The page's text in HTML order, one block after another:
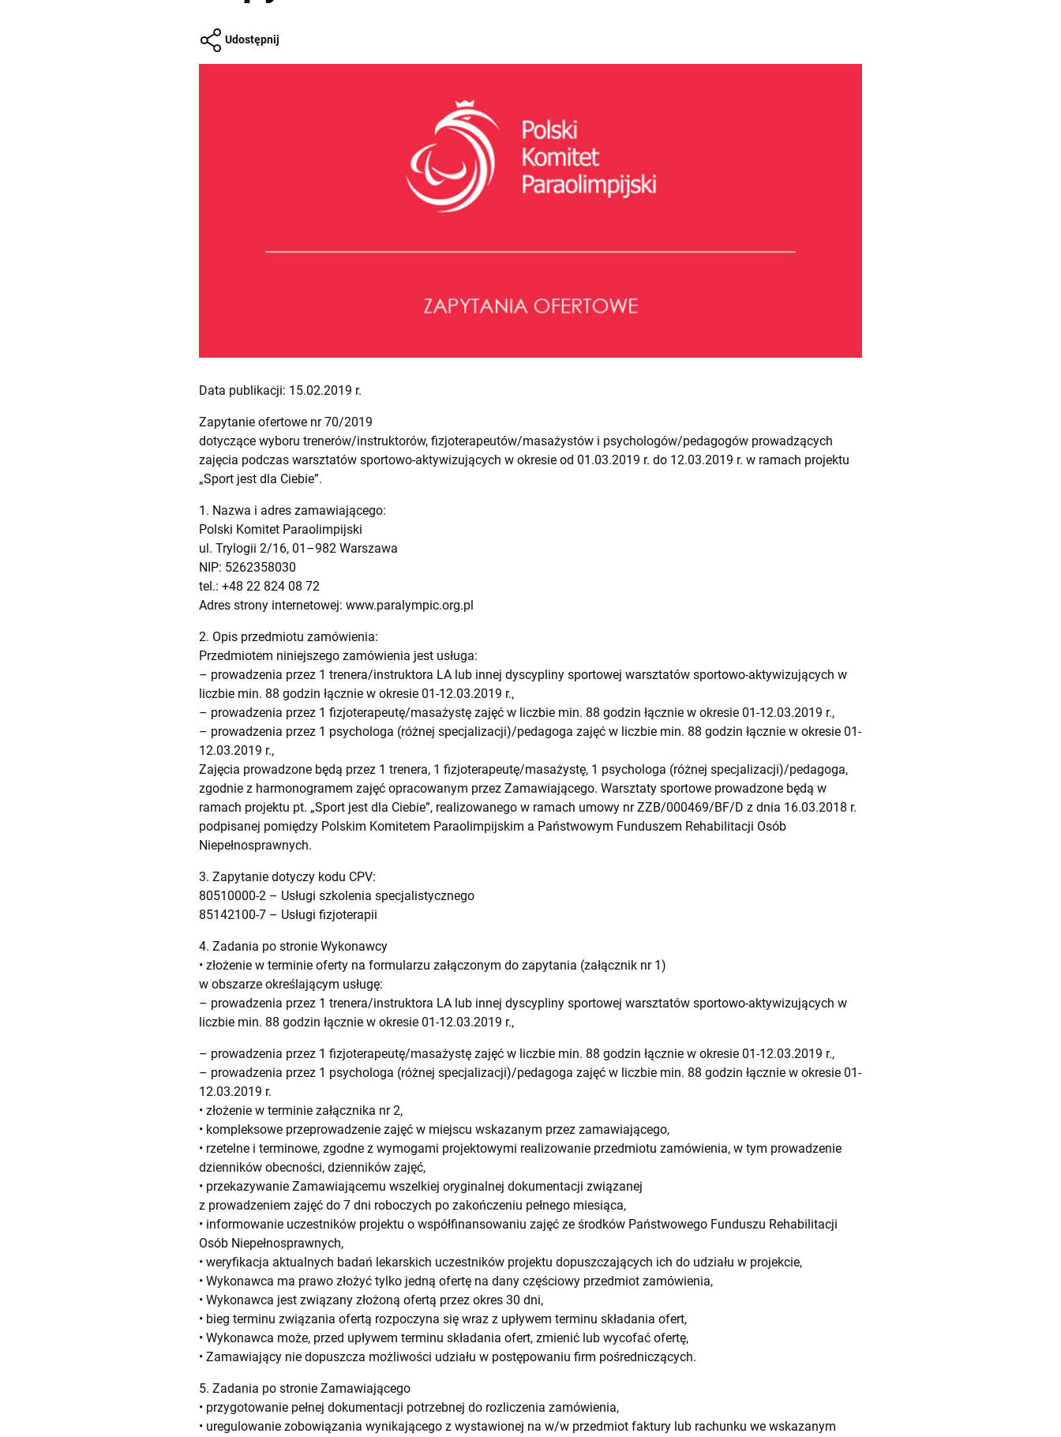
Udostępnij
Data publikacji: 15.02.2019 r.
Zapytanie ofertowe nr 70/2019
dotyczące wyboru trenerów/instruktorów, fizjoterapeutów/masażystów i psychologów/pedagogów prowadzących
zajęcia podczas warsztatów sportowo-aktywizujących w okresie od 01.03.2019 r. do 12.03.2019 r. w ramach projektu
„Sport jest dla Ciebie”.
1. Nazwa i adres zamawiającego:
Polski Komitet Paraolimpijski
ul. Trylogii 2/16, 01–982 Warszawa
NIP: 5262358030
tel.: +48 22 824 08 72
Adres strony internetowej: www.paralympic.org.pl
2. Opis przedmiotu zamówienia:
Przedmiotem niniejszego zamówienia jest usługa:
– prowadzenia przez 1 trenera/instruktora LA lub innej dyscypliny sportowej warsztatów sportowo-aktywizujących w
liczbie min. 88 godzin łącznie w okresie 01-12.03.2019 r.,
– prowadzenia przez 1 fizjoterapeutę/masażystę zajęć w liczbie min. 88 godzin łącznie w okresie 01-12.03.2019 r.,
– prowadzenia przez 1 psychologa (różnej specjalizacji)/pedagoga zajęć w liczbie min. 88 godzin łącznie w okresie 01-
12.03.2019 r.,
Zajęcia prowadzone będą przez 1 trenera, 1 fizjoterapeutę/masażystę, 1 psychologa (różnej specjalizacji)/pedagoga,
zgodnie z harmonogramem zajęć opracowanym przez Zamawiającego. Warsztaty sportowe prowadzone będą w
ramach projektu pt. „Sport jest dla Ciebie”, realizowanego w ramach umowy nr ZZB/000469/BF/D z dnia 16.03.2018 r.
podpisanej pomiędzy Polskim Komitetem Paraolimpijskim a Państwowym Funduszem Rehabilitacji Osób
Niepełnosprawnych.
3. Zapytanie dotyczy kodu CPV:
80510000-2 – Usługi szkolenia specjalistycznego
85142100-7 – Usługi fizjoterapii
4. Zadania po stronie Wykonawcy
• złożenie w terminie oferty na formularzu załączonym do zapytania (załącznik nr 1)
w obszarze określającym usługę:
– prowadzenia przez 1 trenera/instruktora LA lub innej dyscypliny sportowej warsztatów sportowo-aktywizujących w
liczbie min. 88 godzin łącznie w okresie 01-12.03.2019 r.,
– prowadzenia przez 1 fizjoterapeutę/masażystę zajęć w liczbie min. 88 godzin łącznie w okresie 01-12.03.2019 r.,
– prowadzenia przez 1 psychologa (różnej specjalizacji)/pedagoga zajęć w liczbie min. 88 godzin łącznie w okresie 01-
12.03.2019 r.
• złożenie w terminie załącznika nr 2,
• kompleksowe przeprowadzenie zajęć w miejscu wskazanym przez zamawiającego,
• rzetelne i terminowe, zgodne z wymogami projektowymi realizowanie przedmiotu zamówienia, w tym prowadzenie
dzienników obecności, dzienników zajęć,
• przekazywanie Zamawiającemu wszelkiej oryginalnej dokumentacji związanej
z prowadzeniem zajęć do 7 dni roboczych po zakończeniu pełnego miesiąca,
• informowanie uczestników projektu o współfinansowaniu zajęć ze środków Państwowego Funduszu Rehabilitacji
Osób Niepełnosprawnych,
• weryfikacja aktualnych badań lekarskich uczestników projektu dopuszczających ich do udziału w projekcie,
• Wykonawca ma prawo złożyć tylko jedną ofertę na dany częściowy przedmiot zamówienia,
• Wykonawca jest związany złożoną ofertą przez okres 30 dni,
• bieg terminu związania ofertą rozpoczyna się wraz z upływem terminu składania ofert,
• Wykonawca może, przed upływem terminu składania ofert, zmienić lub wycofać ofertę,
• Zamawiający nie dopuszcza możliwości udziału w postępowaniu firm pośredniczących.
5. Zadania po stronie Zamawiającego
• przygotowanie pełnej dokumentacji potrzebnej do rozliczenia zamówienia,
• uregulowanie zobowiązania wynikającego z wystawionej na w/w przedmiot faktury lub rachunku we wskazanym